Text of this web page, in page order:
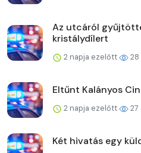
Az utcáról
kristálydílert
2 napja ezelőtt 28
Eltűnt Kalányos
2 napja ezelőtt 27
Két hivatás egy